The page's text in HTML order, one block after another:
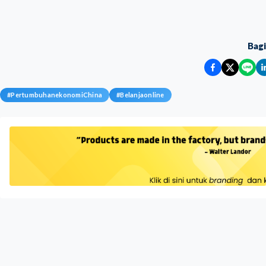
#PertumbuhanekonomiChina #Belanjaonline